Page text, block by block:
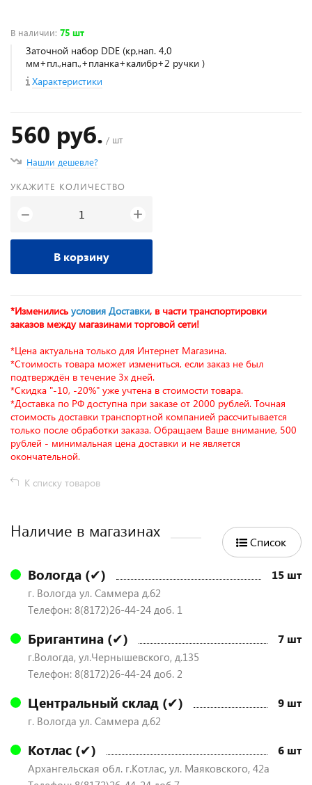
В наличии: 75 шт
Заточной набор DDE (кр,нап. 4,0
мм+пл.,нап.,+планка+калибр+2 ручки )
Характеристики
560 руб. / шт
Нашли дешевле?
УКАЖИТЕ КОЛИЧЕСТВО
− +
В корзину
*Изменились условия Доставки, в части транспортировки
заказов между магазинами торговой сети!
*Цена актуальна только для Интернет Магазина.
*Стоимость товара может измениться, если заказ не был
подтверждён в течение 3х дней.
*Скидка "-10, -20%" уже учтена в стоимости товара.
*Доставка по РФ доступна при заказе от 2000 рублей. Точная
стоимость доставки транспортной компанией рассчитывается
только после обработки заказа. Обращаем Ваше внимание, 500
рублей - минимальная цена доставки и не является
окончательной.
К списку товаров
Наличие в магазинах
Список
Вологда (✔) 15 шт
г. Вологда ул. Саммера д.62
Телефон: 8(8172)26-44-24 доб. 1
Бригантина (✔) 7 шт
г.Вологда, ул.Чернышевского, д.135
Телефон: 8(8172)26-44-24 доб. 2
Центральный склад (✔) 9 шт
г. Вологда ул. Саммера д.62
Котлас (✔) 6 шт
Архангельская обл. г.Котлас, ул. Маяковского, 42а